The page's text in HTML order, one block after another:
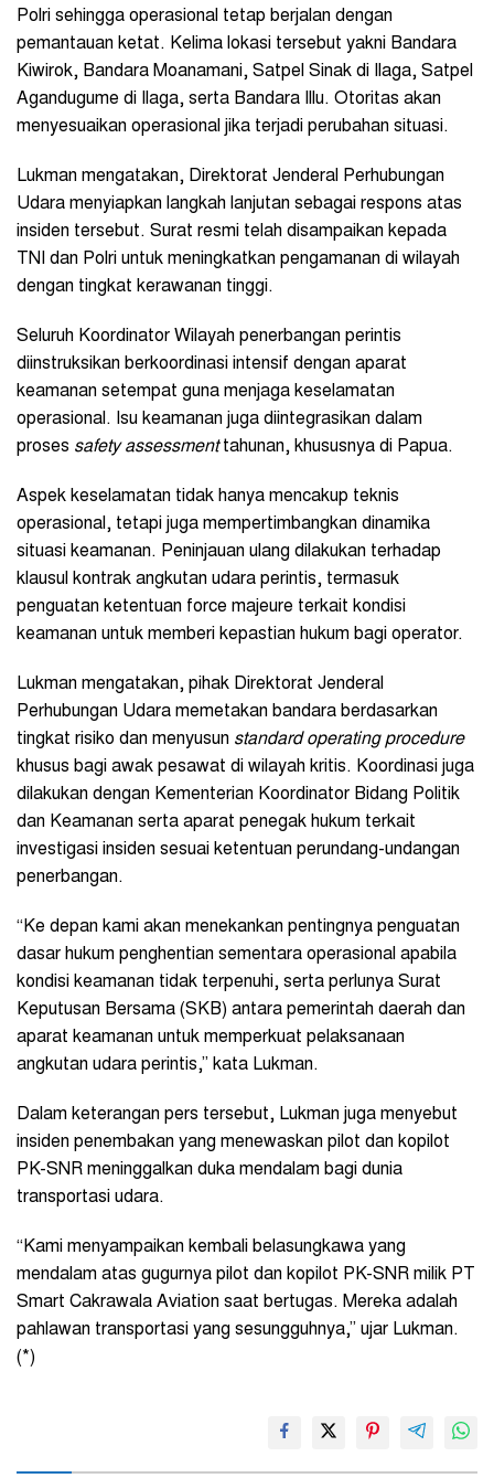
Polri sehingga operasional tetap berjalan dengan
pemantauan ketat. Kelima lokasi tersebut yakni Bandara
Kiwirok, Bandara Moanamani, Satpel Sinak di Ilaga, Satpel
Agandugume di Ilaga, serta Bandara Illu. Otoritas akan
menyesuaikan operasional jika terjadi perubahan situasi.
Lukman mengatakan, Direktorat Jenderal Perhubungan
Udara menyiapkan langkah lanjutan sebagai respons atas
insiden tersebut. Surat resmi telah disampaikan kepada
TNI dan Polri untuk meningkatkan pengamanan di wilayah
dengan tingkat kerawanan tinggi.
Seluruh Koordinator Wilayah penerbangan perintis
diinstruksikan berkoordinasi intensif dengan aparat
keamanan setempat guna menjaga keselamatan
operasional. Isu keamanan juga diintegrasikan dalam
proses safety assessmenttahunan, khususnya di Papua.
Aspek keselamatan tidak hanya mencakup teknis
operasional, tetapi juga mempertimbangkan dinamika
situasi keamanan. Peninjauan ulang dilakukan terhadap
klausul kontrak angkutan udara perintis, termasuk
penguatan ketentuan force majeure terkait kondisi
keamanan untuk memberi kepastian hukum bagi operator.
Lukman mengatakan, pihak Direktorat Jenderal
Perhubungan Udara memetakan bandara berdasarkan
tingkat risiko dan menyusun standard operating procedure
khusus bagi awak pesawat di wilayah kritis. Koordinasi juga
dilakukan dengan Kementerian Koordinator Bidang Politik
dan Keamanan serta aparat penegak hukum terkait
investigasi insiden sesuai ketentuan perundang-undangan
penerbangan.
“Ke depan kami akan menekankan pentingnya penguatan
dasar hukum penghentian sementara operasional apabila
kondisi keamanan tidak terpenuhi, serta perlunya Surat
Keputusan Bersama (SKB) antara pemerintah daerah dan
aparat keamanan untuk memperkuat pelaksanaan
angkutan udara perintis,” kata Lukman.
Dalam keterangan pers tersebut, Lukman juga menyebut
insiden penembakan yang menewaskan pilot dan kopilot
PK-SNR meninggalkan duka mendalam bagi dunia
transportasi udara.
“Kami menyampaikan kembali belasungkawa yang
mendalam atas gugurnya pilot dan kopilot PK-SNR milik PT
Smart Cakrawala Aviation saat bertugas. Mereka adalah
pahlawan transportasi yang sesungguhnya,” ujar Lukman.
(*)